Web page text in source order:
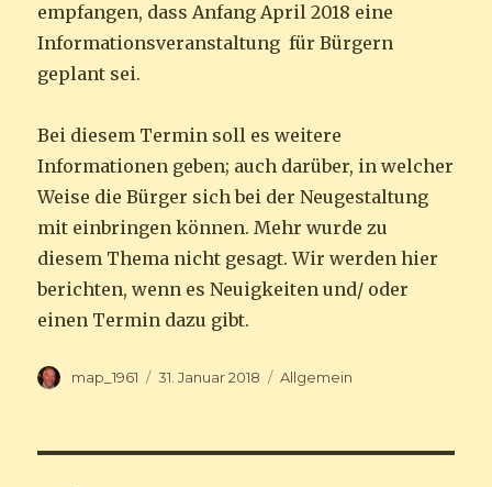
empfangen, dass Anfang April 2018 eine
Informationsveranstaltung für Bürgern
geplant sei.
Bei diesem Termin soll es weitere
Informationen geben; auch darüber, in welcher
Weise die Bürger sich bei der Neugestaltung
mit einbringen können. Mehr wurde zu
diesem Thema nicht gesagt. Wir werden hier
berichten, wenn es Neuigkeiten und/ oder
einen Termin dazu gibt.
Autor
map_1961
Veröffentlicht
31. Januar 2018 Kategorien
Allgemein